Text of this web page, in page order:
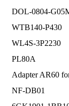
DOL-0804-
WTB140-P430
WL4S-3P2230
PL80A
Adapter AR60
NF-DB01